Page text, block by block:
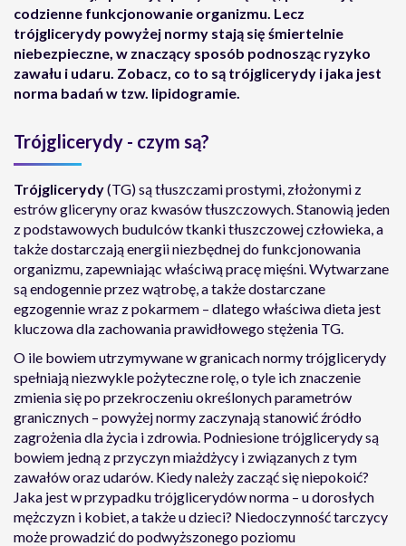
codzienne funkcjonowanie organizmu. Lecz
trójglicerydy powyżej normy stają się śmiertelnie
niebezpieczne, w znaczący sposób podnosząc ryzyko
zawału i udaru. Zobacz, co to są trójglicerydy i jaka jest
norma badań w tzw. lipidogramie.
Trójglicerydy - czym są?
Trójglicerydy(TG) są tłuszczami prostymi, złożonymi z
estrów gliceryny oraz kwasów tłuszczowych. Stanowią jeden
z podstawowych budulców tkanki tłuszczowej człowieka, a
także dostarczają energii niezbędnej do funkcjonowania
organizmu, zapewniając właściwą pracę mięśni. Wytwarzane
są endogennie przez wątrobę, a także dostarczane
egzogennie wraz z pokarmem – dlatego właściwa dieta jest
kluczowa dla zachowania prawidłowego stężenia TG.
O ile bowiem utrzymywane w granicach normy trójglicerydy
spełniają niezwykle pożyteczne rolę, o tyle ich znaczenie
zmienia się po przekroczeniu określonych parametrów
granicznych – powyżej normy zaczynają stanowić źródło
zagrożenia dla życia i zdrowia. Podniesione trójglicerydy są
bowiem jedną z przyczyn miażdżycy i związanych z tym
zawałów oraz udarów. Kiedy należy zacząć się niepokoić?
Jaka jest w przypadku trójglicerydów norma – u dorosłych
mężczyzn i kobiet, a także u dzieci? Niedoczynność tarczycy
może prowadzić do podwyższonego poziomu